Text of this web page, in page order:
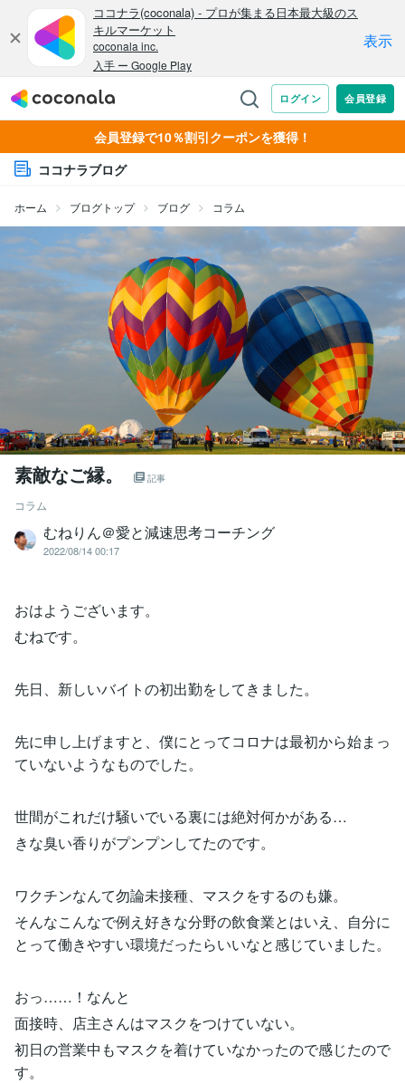
会員登録で10％割引クーポンを獲得！
ココナラブログ
ホーム ブログトップ ブログ コラム
素敵なご縁。 記事
コラム
むねりん＠愛と減速思考コーチング
2022/08/14 00:17
おはようございます。
むねです。
先日、新しいバイトの初出勤をしてきました。
先に申し上げますと、僕にとってコロナは最初から始まっ
ていないようなものでした。
世間がこれだけ騒いでいる裏には絶対何かがある…
きな臭い香りがプンプンしてたのです。
ワクチンなんて勿論未接種、マスクをするのも嫌。
そんなこんなで例え好きな分野の飲食業とはいえ、自分に
とって働きやすい環境だったらいいなと感じていました。
おっ……！なんと
面接時、店主さんはマスクをつけていない。
初日の営業中もマスクを着けていなかったので感じたので
す。